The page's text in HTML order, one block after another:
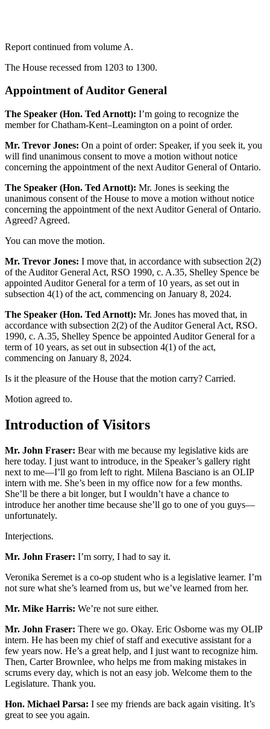
Report continued from volume A.
The House recessed from 1203 to 1300.
Appointment of Auditor General
The Speaker (Hon. Ted Arnott): I’m going to recognize the
member for Chatham-Kent–Leamington on a point of order.
Mr. Trevor Jones: On a point of order: Speaker, if you seek it, you
will find unanimous consent to move a motion without notice
concerning the appointment of the next Auditor General of Ontario.
The Speaker (Hon. Ted Arnott): Mr. Jones is seeking the
unanimous consent of the House to move a motion without notice
concerning the appointment of the next Auditor General of Ontario.
Agreed? Agreed.
You can move the motion.
Mr. Trevor Jones: I move that, in accordance with subsection 2(2)
of the Auditor General Act, RSO 1990, c. A.35, Shelley Spence be
appointed Auditor General for a term of 10 years, as set out in
subsection 4(1) of the act, commencing on January 8, 2024.
The Speaker (Hon. Ted Arnott): Mr. Jones has moved that, in
accordance with subsection 2(2) of the Auditor General Act, RSO.
1990, c. A.35, Shelley Spence be appointed Auditor General for a
term of 10 years, as set out in subsection 4(1) of the act,
commencing on January 8, 2024.
Is it the pleasure of the House that the motion carry? Carried.
Motion agreed to.
Introduction of Visitors
Mr. John Fraser: Bear with me because my legislative kids are
here today. I just want to introduce, in the Speaker’s gallery right
next to me—I’ll go from left to right. Milena Basciano is an OLIP
intern with me. She’s been in my office now for a few months.
She’ll be there a bit longer, but I wouldn’t have a chance to
introduce her another time because she’ll go to one of you guys—
unfortunately.
Interjections.
Mr. John Fraser: I’m sorry, I had to say it.
Veronika Seremet is a co-op student who is a legislative learner. I’m
not sure what she’s learned from us, but we’ve learned from her.
Mr. Mike Harris: We’re not sure either.
Mr. John Fraser: There we go. Okay. Eric Osborne was my OLIP
intern. He has been my chief of staff and executive assistant for a
few years now. He’s a great help, and I just want to recognize him.
Then, Carter Brownlee, who helps me from making mistakes in
scrums every day, which is not an easy job. Welcome them to the
Legislature. Thank you.
Hon. Michael Parsa: I see my friends are back again visiting. It’s
great to see you again.